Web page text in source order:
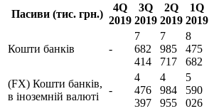
Пасиви (тис. грн.)
4Q
2019
3Q
2019
2Q
2019
1Q
2019
Кошти банків -
7
682
414
7
985
717
8
475
682
(FX) Кошти банків,
в іноземній валюті
-
4
476
397
4
984
955
5
590
026